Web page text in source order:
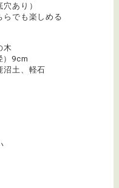
あり）
らでも楽しめる
木
）9cm
沼土、軽石